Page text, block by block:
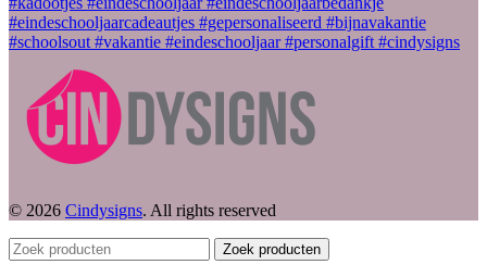
© 2026 Cindysigns. All rights reserved
Zoek producten